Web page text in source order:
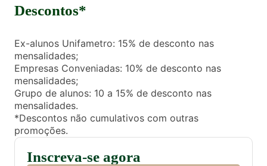
Descontos*
Ex-alunos Unifametro: 15% de desconto nas
mensalidades;
Empresas Conveniadas: 10% de desconto nas
mensalidades;
Grupo de alunos: 10 a 15% de desconto nas
mensalidades.
*Descontos não cumulativos com outras
promoções.
Inscreva-se agora